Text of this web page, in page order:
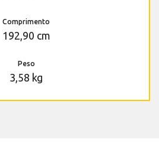
Comprimento
192,90 cm
Peso
3,58 kg